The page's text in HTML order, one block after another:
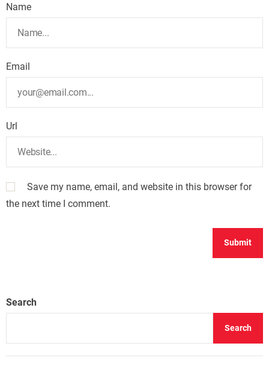
Name
Email
Url
Save my name, email, and website in this browser for
the next time I comment.
Search
Search